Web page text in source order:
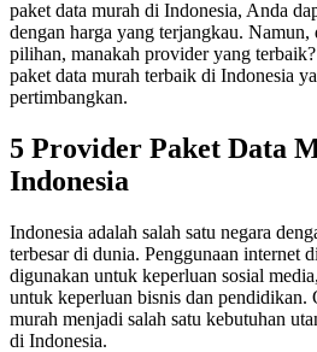
paket data murah di Indonesia, Anda
dengan harga yang terjangkau.
pilihan, manakah provider yang
paket data murah terbaik di Indonesia
pertimbangkan.
5 Provider Paket Data
Indonesia
Indonesia adalah salah satu negara
terbesar di dunia. Penggunaan internet
digunakan untuk keperluan sosial
untuk keperluan bisnis dan pendidikan.
murah menjadi salah satu kebutuhan
di Indonesia.